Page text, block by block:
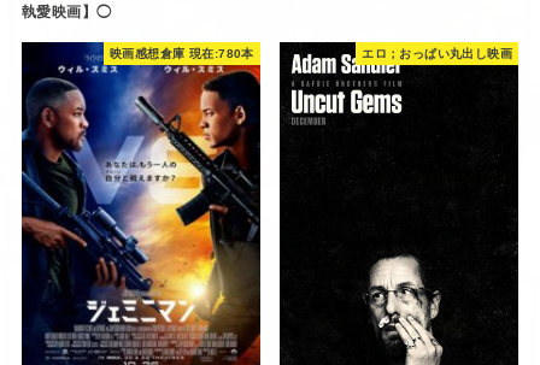
執愛映画】◯
映画感想倉庫 現在:780本 エロ；おっぱい丸出し映画